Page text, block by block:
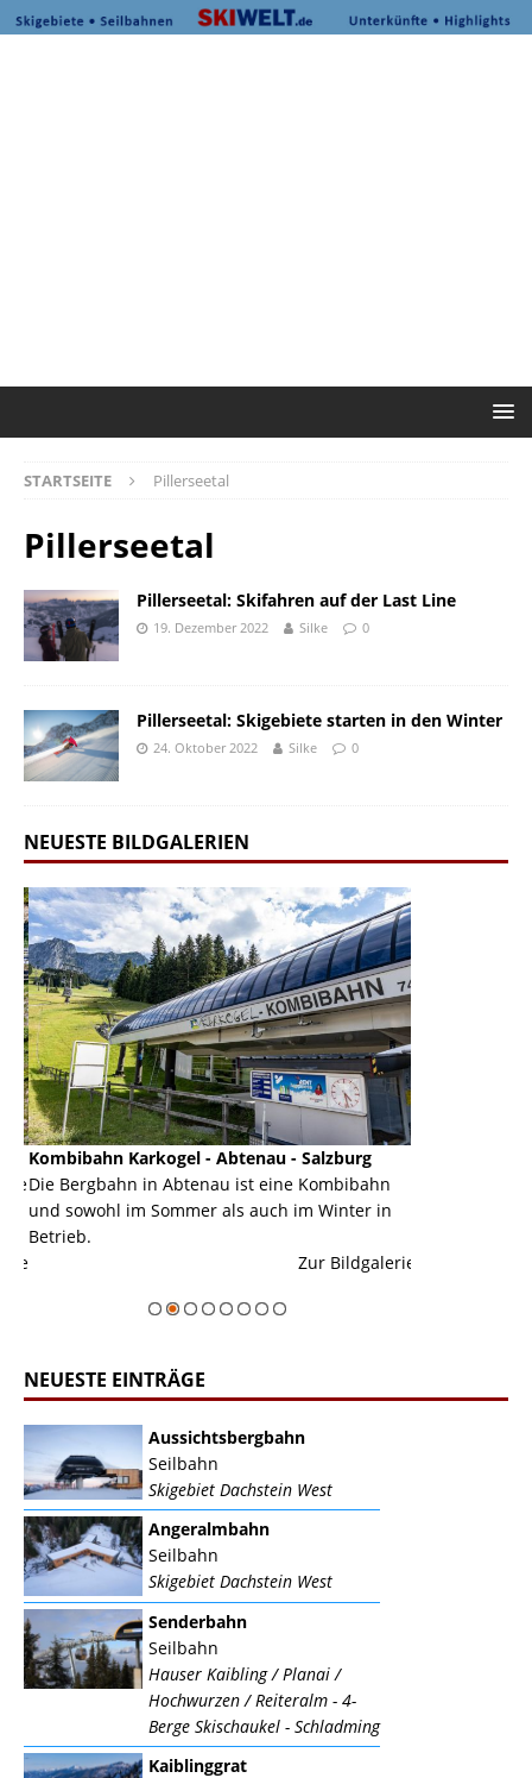
STARTSEITE Pillerseetal
Pillerseetal
Pillerseetal: Skifahren auf der Last Line
19. Dezember 2022 Silke 0
Pillerseetal: Skigebiete starten in den Winter
24. Oktober 2022 Silke 0
NEUESTE BILDGALERIEN
Kombibahn Karkogel - Abtenau - Salzburg
Die Bergbahn in Abtenau ist eine Kombibahn
und sowohl im Sommer als auch im Winter in
Betrieb.
Zur Bildgalerie
NEUESTE EINTRÄGE
Aussichtsbergbahn
Seilbahn
Skigebiet Dachstein West
Angeralmbahn
Seilbahn
Skigebiet Dachstein West
Senderbahn
Seilbahn
Hauser Kaibling / Planai /
Hochwurzen / Reiteralm - 4-
Berge Skischaukel - Schladming
Kaiblinggrat